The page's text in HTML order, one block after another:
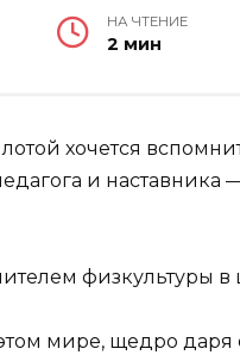
НА ЧТЕНИЕ
2 мин
хочется
и наставника
физкультуры
мире, щедро